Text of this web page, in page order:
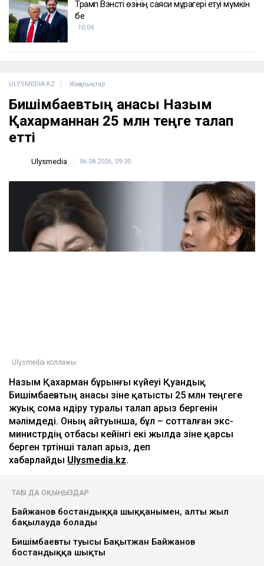
Трамп Вэнсті өзінің саяси мұрагері етуі мүмкін
бе
10:04
ULYSMEDIA.KZ Жаңалықтар
Бишімбаевтың анасы Назым
Қахарманнан 25 млн теңге талап
етті
Ulysmedia 06.08.2026, 09:30
Ulysmedia коллажы
Назым Қахарман бұрынғы күйеуі Қуандық
Бишімбаевтың анасы өзіне қатысты 25 млн теңгеге
жуық сома өндіру туралы талап арыз бергенін
мәлімдеді. Оның айтуынша, бұл – сотталған экс-
министрдің отбасы кейінгі екі жылда өзіне қарсы
берген төртінші талап арыз, деп
хабарлайды Ulysmedia.kz.
ТАҒЫ ДА ОҚЫҢЫЗДАР
Байжанов бостандыққа шыққанымен, алты жыл
бақылауда болады
Бишімбаевтың туысы Бақытжан Байжанов
бостандыққа шықты